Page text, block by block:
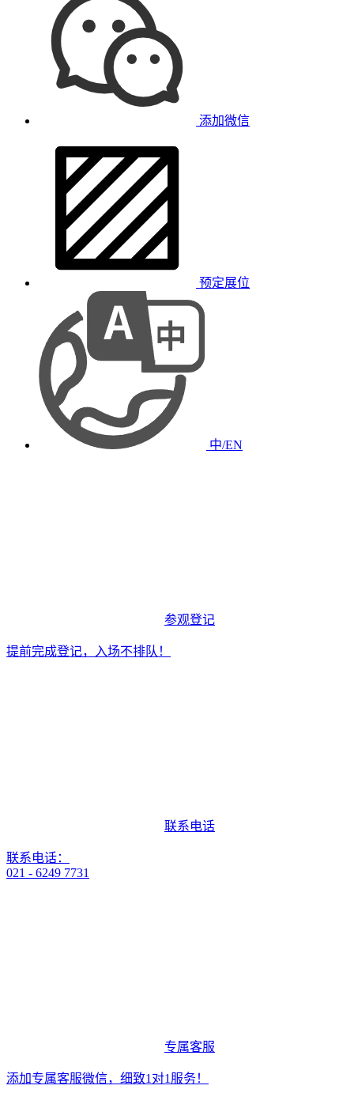
添加微信
预定展位
中/EN
参观登记
提前完成登记，入场不排队！
联系电话
联系电话：
021 - 6249 7731
专属客服
添加专属客服微信，细致1对1服务！